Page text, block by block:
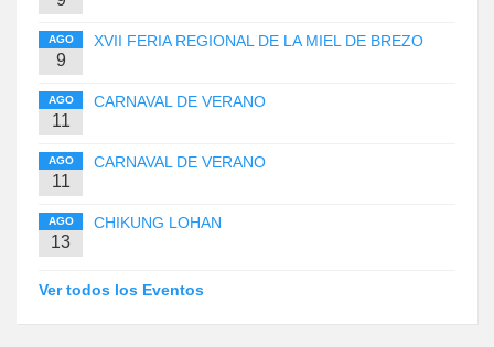
AGO
9
XVII FERIA REGIONAL DE LA MIEL DE BREZO
AGO
11
CARNAVAL DE VERANO
AGO
11
CARNAVAL DE VERANO
AGO
13
CHIKUNG LOHAN
Ver todos los Eventos